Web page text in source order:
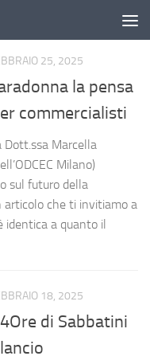
25, 2025
la pensa
commercialisti
Dott.ssa Marcella
Milano)
sul futuro della
articolo che ti invitiamo a
identica a quanto il
18, 2025
di Sabbatini